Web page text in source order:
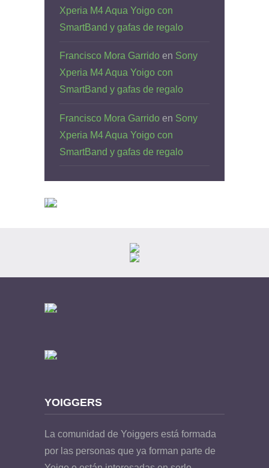
Xperia M4 Aqua Yoigo con
SmartBand y gafas de regalo
Francisco Mora Garrido en Sony
Xperia M4 Aqua Yoigo con
SmartBand y gafas de regalo
Francisco Mora Garrido en Sony
Xperia M4 Aqua Yoigo con
SmartBand y gafas de regalo
YOIGGERS
La comunidad de Yoiggers está formada
por las personas que ya forman parte de